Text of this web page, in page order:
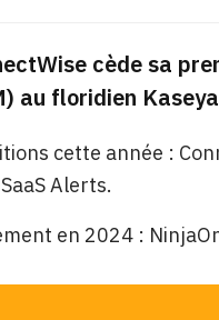
cède sa
au floridien
cette année :
Alerts.
en 2024 :